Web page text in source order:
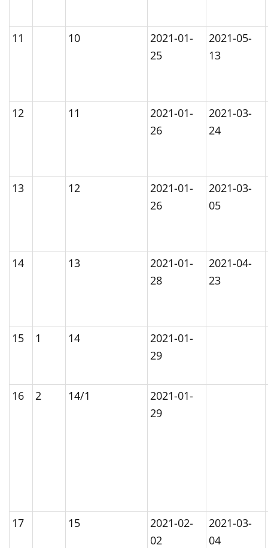
11 10
2021-01-
25
2021-05-
13
12 11
2021-01-
26
2021-03-
24
13 12
2021-01-
26
2021-03-
05
14 13
2021-01-
28
2021-04-
23
15 1 14
2021-01-
29
16 2 14/1
2021-01-
29
17 15
2021-02-
02
2021-03-
04